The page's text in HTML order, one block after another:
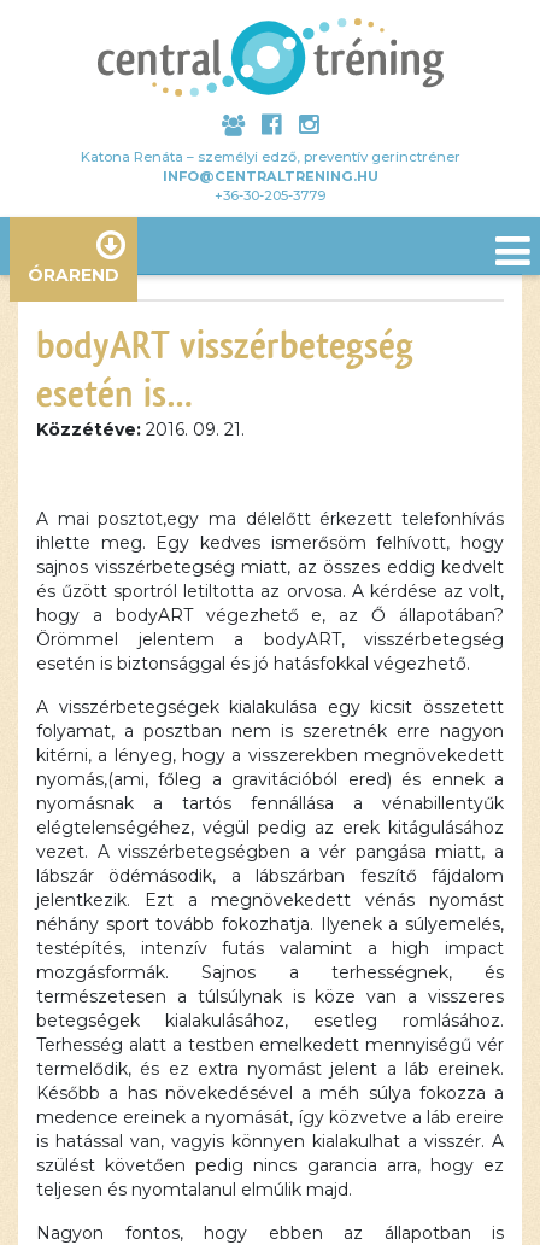
Katona Renáta – személyi edző, preventív gerinctréner
INFO@CENTRALTRENING.HU
+36-30-205-3779
ÓRAREND
bodyART visszérbetegség
esetén is…
Közzétéve: 2016. 09. 21.
tartalom
blokkolva
van, amíg
el nem
fogadod a
szükséges
Elfogadom
és
betöltöm
A mai posztot,egy ma délelőtt érkezett telefonhívás
ihlette meg. Egy kedves ismerősöm felhívott, hogy
sajnos visszérbetegség miatt, az összes eddig kedvelt
és űzött sportról letiltotta az orvosa. A kérdése az volt,
hogy a bodyART végezhető e, az Ő állapotában?
Örömmel jelentem a bodyART, visszérbetegség
esetén is biztonsággal és jó hatásfokkal végezhető.
A visszérbetegségek kialakulása egy kicsit összetett
folyamat, a posztban nem is szeretnék erre nagyon
kitérni, a lényeg, hogy a visszerekben megnövekedett
nyomás,(ami, főleg a gravitációból ered) és ennek a
nyomásnak a tartós fennállása a vénabillentyűk
elégtelenségéhez, végül pedig az erek kitágulásához
vezet. A visszérbetegségben a vér pangása miatt, a
lábszár ödémásodik, a lábszárban feszítő fájdalom
jelentkezik. Ezt a megnövekedett vénás nyomást
néhány sport tovább fokozhatja. Ilyenek a súlyemelés,
testépítés, intenzív futás valamint a high impact
mozgásformák. Sajnos a terhességnek, és
természetesen a túlsúlynak is köze van a visszeres
betegségek kialakulásához, esetleg romlásához.
Terhesség alatt a testben emelkedett mennyiségű vér
termelődik, és ez extra nyomást jelent a láb ereinek.
Később a has növekedésével a méh súlya fokozza a
medence ereinek a nyomását, így közvetve a láb ereire
is hatással van, vagyis könnyen kialakulhat a visszér. A
szülést követően pedig nincs garancia arra, hogy ez
teljesen és nyomtalanul elmúlik majd.
Nagyon fontos, hogy ebben az állapotban is